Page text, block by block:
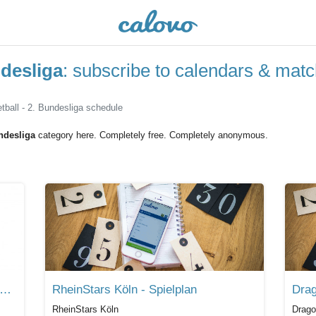
: subscribe to calendars &
- 2. Bundesliga schedule
category here. Completely free. Completely anonymous.
BARMER 2. Basketball Bundesliga ProB Nord Spielplan RheinStars Köln - Spielplan
RheinStars Köln